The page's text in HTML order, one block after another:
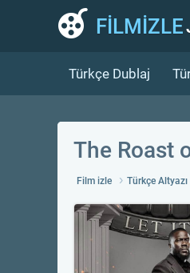
FİLMİZLE
Türkçe Dublaj
The Roast
Film izle Türkçe Altyazı